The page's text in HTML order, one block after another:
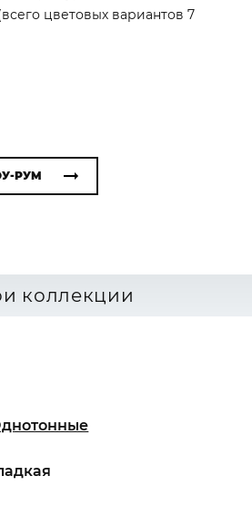
цветовых вариантов 7
РУМ
коллекции